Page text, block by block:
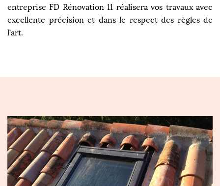
entreprise FD Rénovation 11 réalisera vos travaux avec
excellente précision et dans le respect des règles de
l’art.